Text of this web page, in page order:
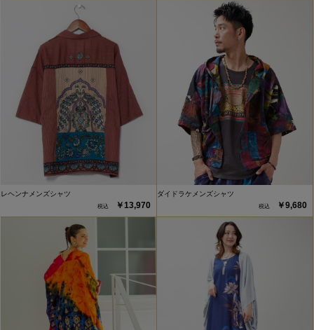
レヘンナメンズシャツ
￥13,970
ダイドラケメンズシャツ
￥9,680